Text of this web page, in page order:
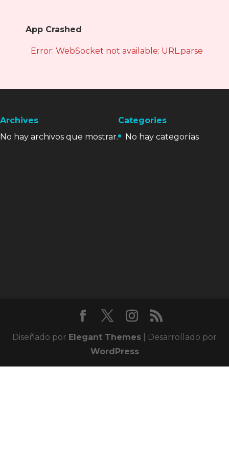
App Crashed
Error: WebSocket not available: URL.parse is
Archives
No hay archivos que mostrar.
Categories
No hay categorías
Diseñado por Elegant Themes | Desarrollado por
WordPress